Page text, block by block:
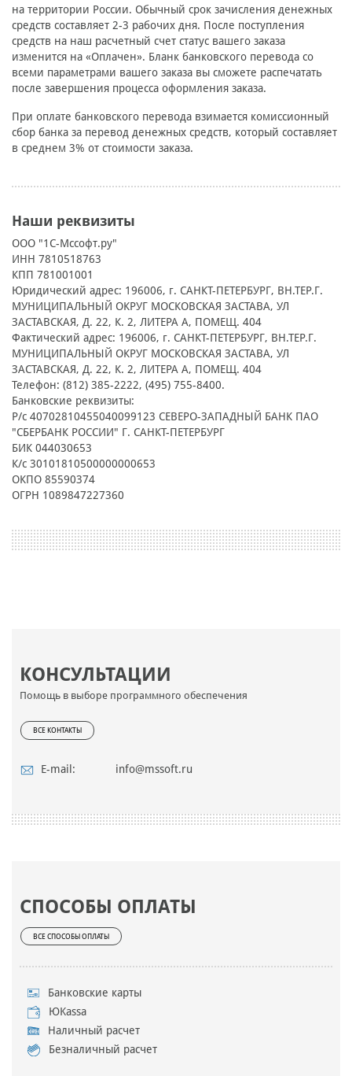
КОНСУЛЬТАЦИИ
Помощь в выборе программного обеспечения
ВСЕ КОНТАКТЫ
E-mail: info@mssoft.ru
СПОСОБЫ ОПЛАТЫ
ВСЕ СПОСОБЫ ОПЛАТЫ
Банковские карты
ЮKassa
Наличный расчет
Безналичный расчет
на территории России. Обычный срок зачисления денежных
средств составляет 2-3 рабочих дня. После поступления
средств на наш расчетный счет статус вашего заказа
изменится на «Оплачен». Бланк банковского перевода со
всеми параметрами вашего заказа вы сможете распечатать
после завершения процесса оформления заказа.
При оплате банковского перевода взимается комиссионный
сбор банка за перевод денежных средств, который составляет
в среднем 3% от стоимости заказа.
Наши реквизиты
ООО "1С-Мссофт.ру"
ИНН 7810518763
КПП 781001001
Юридический адрес: 196006, г. САНКТ-ПЕТЕРБУРГ, ВН.ТЕР.Г.
МУНИЦИПАЛЬНЫЙ ОКРУГ МОСКОВСКАЯ ЗАСТАВА, УЛ
ЗАСТАВСКАЯ, Д. 22, К. 2, ЛИТЕРА А, ПОМЕЩ. 404
Фактический адрес: 196006, г. САНКТ-ПЕТЕРБУРГ, ВН.ТЕР.Г.
МУНИЦИПАЛЬНЫЙ ОКРУГ МОСКОВСКАЯ ЗАСТАВА, УЛ
ЗАСТАВСКАЯ, Д. 22, К. 2, ЛИТЕРА А, ПОМЕЩ. 404
Телефон: (812) 385-2222, (495) 755-8400.
Банковские реквизиты:
Р/с 40702810455040099123 СЕВЕРО-ЗАПАДНЫЙ БАНК ПАО
"СБЕРБАНК РОССИИ" Г. САНКТ-ПЕТЕРБУРГ
БИК 044030653
К/с 30101810500000000653
ОКПО 85590374
ОГРН 1089847227360